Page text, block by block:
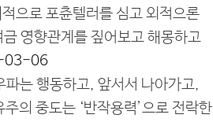
으로 포츈텔러를 심고 외적으론
영향관계를 짚어보고 해몽하고
03-06
파는 행동하고, 앞서서 나아가고,
의 중도는 ‘반작용력’으로 전락한